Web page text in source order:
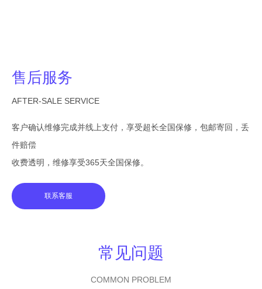
售后服务
AFTER-SALE SERVICE
客户确认维修完成并线上支付，享受超长全国保修，包邮寄回，丢
件赔偿
收费透明，维修享受365天全国保修。
联系客服
常见问题
COMMON PROBLEM